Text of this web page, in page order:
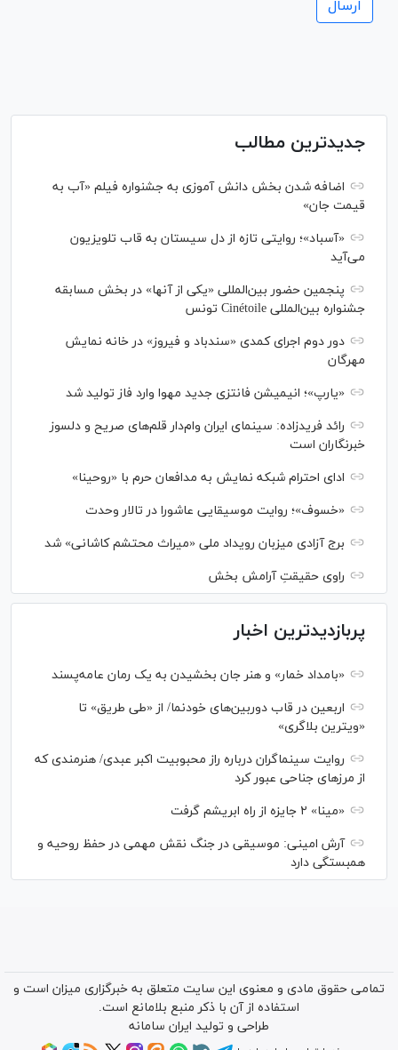
جدیدترین مطالب
اضافه شدن بخش دانش آموزی به جشنواره فیلم «آب به
قیمت جان»
«آسباد»؛ روایتی تازه از دل سیستان به قاب تلویزیون
می‌آید
پنجمین حضور بین‌المللی «یکی از آنها» در بخش مسابقه
جشنواره بین‌المللی Cinétoile تونس
دور دوم اجرای کمدی «سندباد و فیروز» در خانه نمایش
مهرگان
«یارپ»؛ انیمیشن فانتزی جدید مهوا وارد فاز تولید شد
رائد فریدزاده: سینمای ایران وام‌دار قلم‌های صریح و دلسوز
خبرنگاران است
ادای احترام شبکه نمایش به مدافعان حرم با «روحینا»
«خسوف»؛ روایت موسیقایی عاشورا در تالار وحدت
برج آزادی میزبان رویداد ملی «میراث محتشم کاشانی» شد
راوی حقیقتِ آرامش بخش
پربازدیدترین اخبار
«بامداد خمار» و هنر جان بخشیدن به یک رمان عامه‌پسند
اربعین در قاب دوربین‌های خودنما/ از «طی طریق» تا
«ویترین بلاگری»
روایت سینماگران درباره راز محبوبیت اکبر عبدی/ هنرمندی که
از مرزهای جناحی عبور کرد
«مینا» ۲ جایزه از راه ابریشم گرفت
آرش امینی: موسیقی در جنگ نقش مهمی در حفظ روحیه و
همبستگی دارد
تمامی حقوق مادی و معنوی این سایت متعلق به خبرگزاری میزان است و
استفاده از آن با ذکر منبع بلامانع است.
طراحی و تولید ایران سامانه